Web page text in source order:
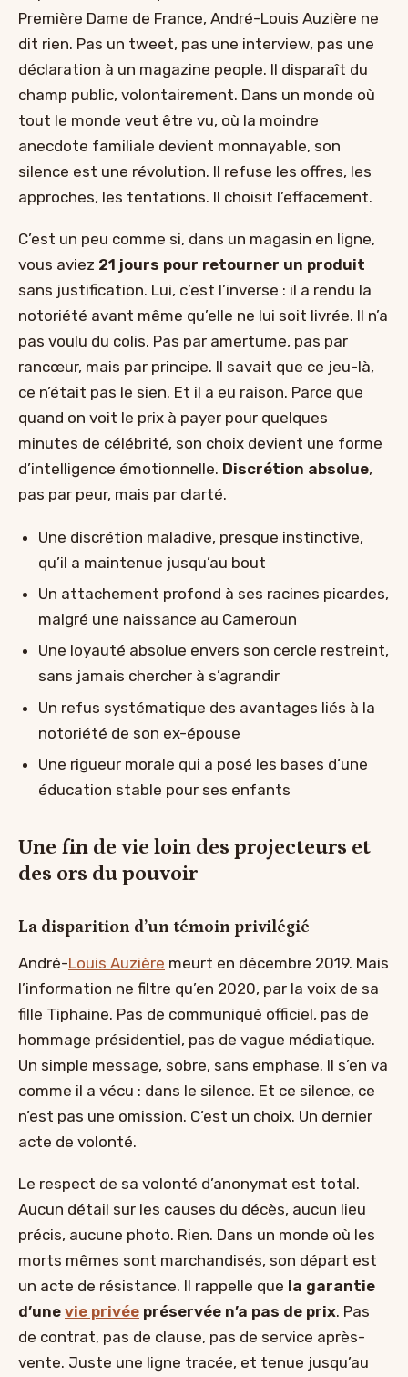
Première Dame de France, André-Louis Auzière ne
dit rien. Pas un tweet, pas une interview, pas une
déclaration à un magazine people. Il disparaît du
champ public, volontairement. Dans un monde où
tout le monde veut être vu, où la moindre
anecdote familiale devient monnayable, son
silence est une révolution. Il refuse les offres, les
approches, les tentations. Il choisit l’effacement.
C’est un peu comme si, dans un magasin en ligne,
vous aviez 21 jours pour retourner un produit
sans justification. Lui, c’est l’inverse : il a rendu la
notoriété avant même qu’elle ne lui soit livrée. Il n’a
pas voulu du colis. Pas par amertume, pas par
rancœur, mais par principe. Il savait que ce jeu-là,
ce n’était pas le sien. Et il a eu raison. Parce que
quand on voit le prix à payer pour quelques
minutes de célébrité, son choix devient une forme
d’intelligence émotionnelle. Discrétion absolue,
pas par peur, mais par clarté.
Une discrétion maladive, presque instinctive,
qu’il a maintenue jusqu’au bout
Un attachement profond à ses racines picardes,
malgré une naissance au Cameroun
Une loyauté absolue envers son cercle restreint,
sans jamais chercher à s’agrandir
Un refus systématique des avantages liés à la
notoriété de son ex-épouse
Une rigueur morale qui a posé les bases d’une
éducation stable pour ses enfants
Une fin de vie loin des projecteurs et
des ors du pouvoir
La disparition d’un témoin privilégié
André-Louis Auzière meurt en décembre 2019. Mais
l’information ne filtre qu’en 2020, par la voix de sa
fille Tiphaine. Pas de communiqué officiel, pas de
hommage présidentiel, pas de vague médiatique.
Un simple message, sobre, sans emphase. Il s’en va
comme il a vécu : dans le silence. Et ce silence, ce
n’est pas une omission. C’est un choix. Un dernier
acte de volonté.
Le respect de sa volonté d’anonymat est total.
Aucun détail sur les causes du décès, aucun lieu
précis, aucune photo. Rien. Dans un monde où les
morts mêmes sont marchandisés, son départ est
un acte de résistance. Il rappelle que la garantie
d’une vie privée préservée n’a pas de prix. Pas
de contrat, pas de clause, pas de service après-
vente. Juste une ligne tracée, et tenue jusqu’au